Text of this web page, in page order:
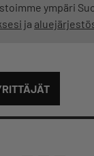
ympäri
ja
näytä kaikki